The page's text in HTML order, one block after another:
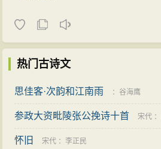
热门古诗文
思佳客·次韵和江南雨 ： 谷海鹰
参政大资毗陵张公挽诗十首 宋代 ：
怀旧 宋代 ：李正民